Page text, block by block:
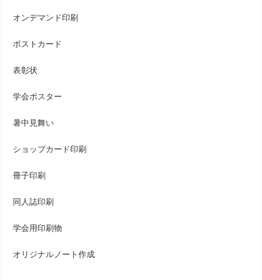
オンデマンド印刷
ポストカード
表彰状
学会ポスター
暑中見舞い
ショップカード印刷
冊子印刷
同人誌印刷
学会用印刷物
オリジナルノート作成